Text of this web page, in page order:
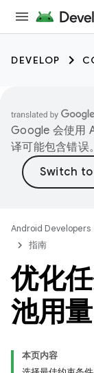
DEVELOP
Google 会使用
译可能包含错误。
Android Developers
指南
优化
池用量
本页内容